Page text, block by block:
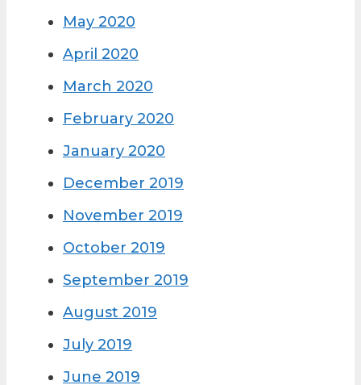
May 2020
April 2020
March 2020
February 2020
January 2020
December 2019
November 2019
October 2019
September 2019
August 2019
July 2019
June 2019